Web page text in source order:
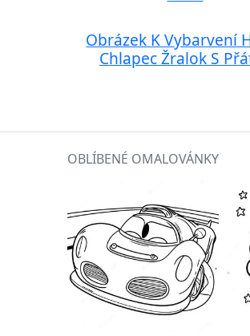
Obrázek K Vybarvení
Chlapec Žralok S
OBLÍBENÉ OMALOVÁNKY